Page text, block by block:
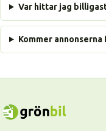
Var hittar jag
Kommer